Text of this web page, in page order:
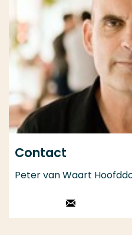
Contact
Peter van Waart
Stuur een